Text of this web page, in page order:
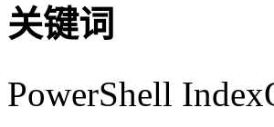
关键词
PowerShell